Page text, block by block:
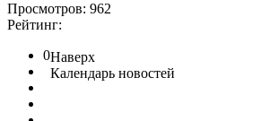
Просмотров: 962
Рейтинг:
0Наверх
Календарь новостей